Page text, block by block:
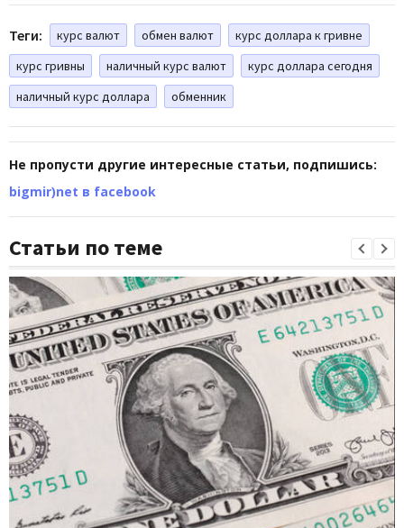
Теги: курс валют обмен валют
курс доллара к гривне
курс гривны
наличный курс валют
курс доллара сегодня
наличный курс доллара
обменник
Не пропусти другие интересные статьи, подпишись:
bigmir)net в facebook
Статьи по теме